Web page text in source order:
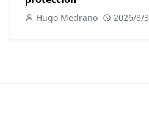
Hugo Medrano 2026/8/3